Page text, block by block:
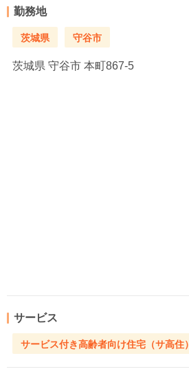
勤務地
茨城県 守谷市
茨城県 守谷市 本町867-5
サービス
サービス付き高齢者向け住宅（サ高住）